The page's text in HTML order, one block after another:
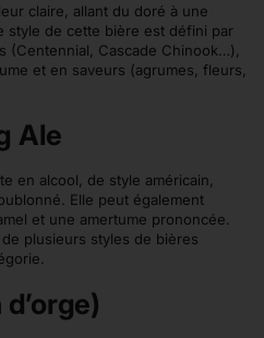
claire, allant du doré à une
style de cette bière est défini par
(Centennial, Cascade Chinook…),
et en saveurs (agrumes, fleurs,
Ale
en alcool, de style américain,
Elle peut également
et une amertume prononcée.
plusieurs styles de bières